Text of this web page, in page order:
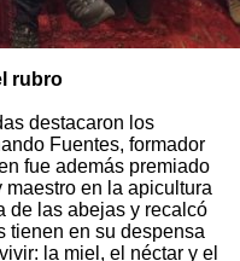
rubro
destacaron los
Fuentes, formador
fue además premiado
en la apicultura
de las abejas y recalcó
tienen en su despensa
la miel, el néctar y el